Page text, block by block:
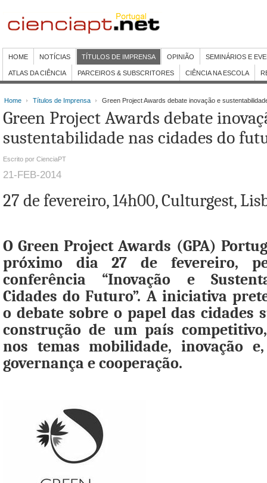
HOME NOTÍCIAS TÍTULOS DE IMPRENSA OPINIÃO SEMINÁRIOS E
ATLAS DA CIÊNCIA PARCEIROS & SUBSCRITORES CIÊNCIA NA ESCOLA
Home Títulos de Imprensa Green Project Awards debate inovação e
Green Project Awards debate
sustentabilidade nas cidades do
Escrito por CienciaPT
21-FEB-2014
27 de fevereiro, 14h00, Culturgest,
O Green Project Awards (GPA)
próximo dia 27 de fevereiro,
conferência “Inovação e
Cidades do Futuro”. A iniciativa
o debate sobre o papel das cidades
construção de um país
nos temas mobilidade, inovação
governança e cooperação.